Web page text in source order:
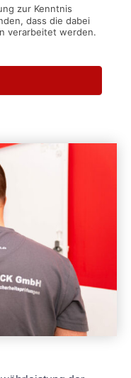
zur Kenntnis
dass die dabei
verarbeitet werden.